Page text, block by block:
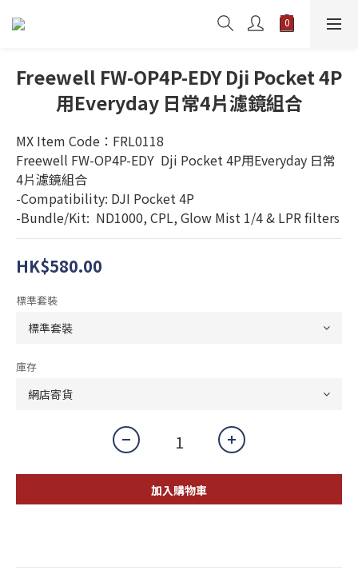
Freewell FW-OP4P-EDY Dji Pocket 4P
用Everyday 日常4片濾鏡組合
MX Item Code：FRL0118
Freewell FW-OP4P-EDY  Dji Pocket 4P用Everyday 日常
4片濾鏡組合
-Compatibility: DJI Pocket 4P
-Bundle/Kit:  ND1000, CPL, Glow Mist 1/4 & LPR filters
HK$580.00
標準套裝
庫存
加入購物車